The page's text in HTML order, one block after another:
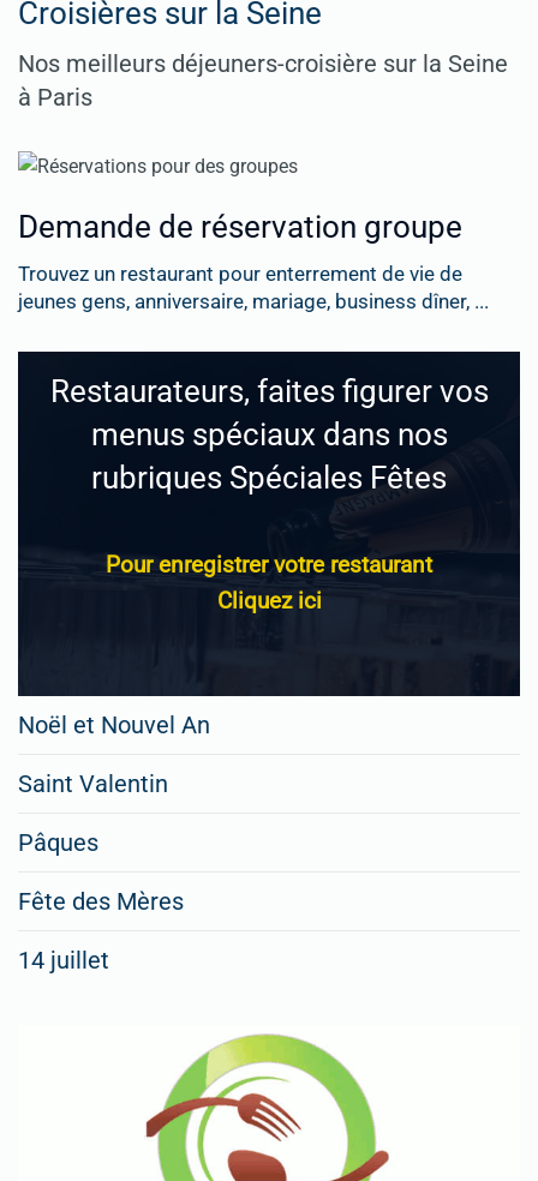
Croisières sur la Seine
Nos meilleurs déjeuners-croisière sur la Seine
à Paris
Demande de réservation groupe
Trouvez un restaurant pour enterrement de vie de
jeunes gens, anniversaire, mariage, business dîner, ...
Restaurateurs, faites figurer vos
menus spéciaux dans nos
rubriques Spéciales Fêtes
Pour enregistrer votre restaurant
Cliquez ici
Noël et Nouvel An
Saint Valentin
Pâques
Fête des Mères
14 juillet